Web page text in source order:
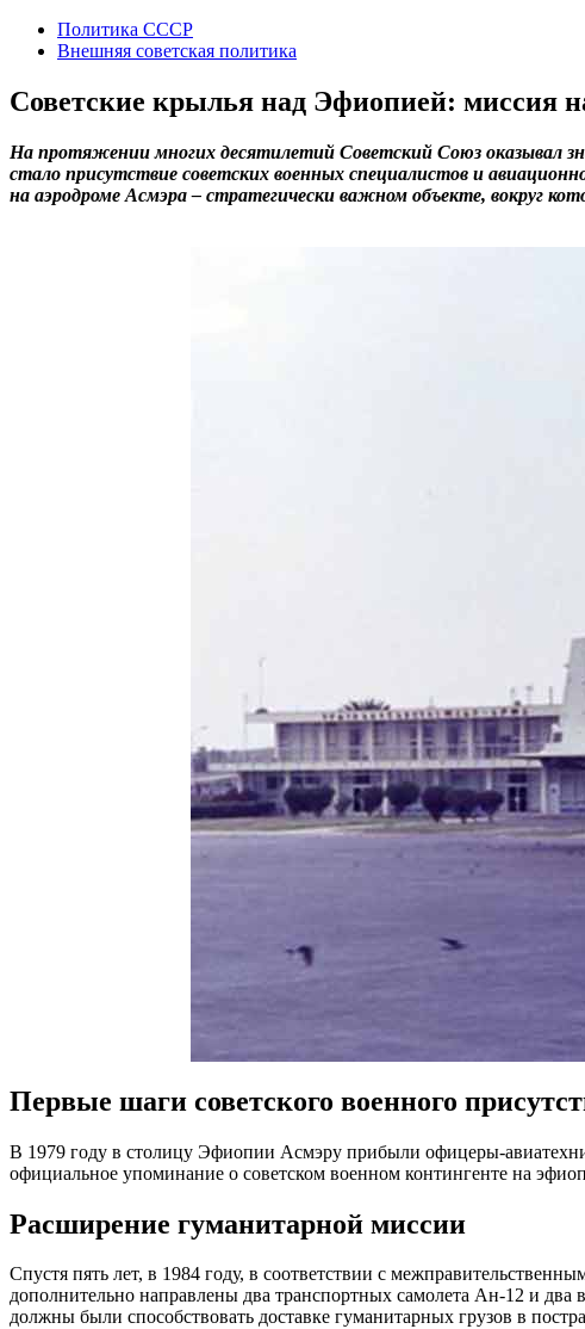
Политика СССР
Внешняя советская политика
Советские крылья над Эфиопией: миссия
На протяжении многих десятилетий Советский Союз оказывал
стало присутствие советских военных специалистов и
на аэродроме Асмэра – стратегически важном объекте, вокруг
Первые шаги советского военного
В 1979 году в столицу Эфиопии Асмэру прибыли офицеры-
официальное упоминание о советском военном контингенте на
Расширение гуманитарной миссии
Спустя пять лет, в 1984 году, в соответствии с
дополнительно направлены два транспортных самолета Ан-12 и
должны были способствовать доставке гуманитарных грузов в